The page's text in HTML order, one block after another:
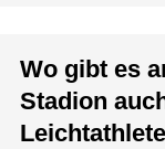
Wo gibt es
Stadion